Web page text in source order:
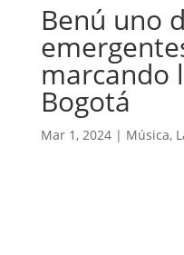
Benú uno
marcando
Bogotá
Mar 1, 2024| Música,